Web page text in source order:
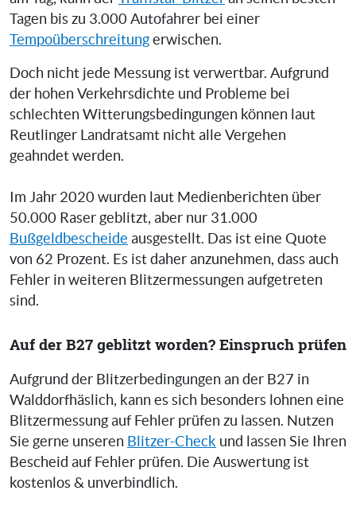
Tagen bis zu 3.000 Autofahrer bei einer
Tempoüberschreitung erwischen.
Doch nicht jede Messung ist verwertbar. Aufgrund
der hohen Verkehrsdichte und Probleme bei
schlechten Witterungsbedingungen können laut
Reutlinger Landratsamt nicht alle Vergehen
geahndet werden.
Im Jahr 2020 wurden laut Medienberichten über
50.000 Raser geblitzt, aber nur 31.000
Bußgeldbescheide ausgestellt. Das ist eine Quote
von 62 Prozent. Es ist daher anzunehmen, dass auch
Fehler in weiteren Blitzermessungen aufgetreten
sind.
Auf der B27 geblitzt worden? Einspruch prüfen
Aufgrund der Blitzerbedingungen an der B27 in
Walddorfhäslich, kann es sich besonders lohnen eine
Blitzermessung auf Fehler prüfen zu lassen. Nutzen
Sie gerne unseren Blitzer-Check und lassen Sie Ihren
Bescheid auf Fehler prüfen. Die Auswertung ist
kostenlos & unverbindlich.